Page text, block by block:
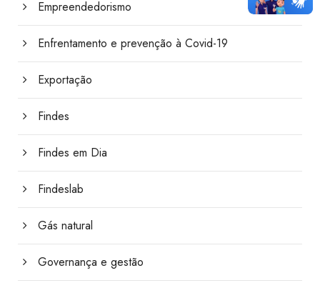
Empreendedorismo
Enfrentamento e prevenção à Covid-19
Exportação
Findes
Findes em Dia
Findeslab
Gás natural
Governança e gestão